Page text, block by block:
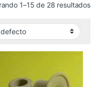
1–15 de 28 resultados